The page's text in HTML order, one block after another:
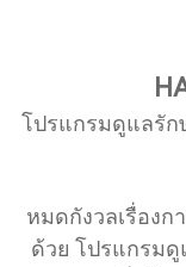
ความเชื่
อะไหล่เค
สร้างควา
ปัญหาตาม
คุณจะได้มากกว่า
เราใส่ใจทุกบริ
โปรแกรมดูแลรัก
หมดกังวลเรื่องก
ด้วย โปรแกรมดู